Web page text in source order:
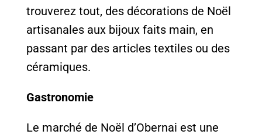
trouverez tout, des décorations de Noël
artisanales aux bijoux faits main, en
passant par des articles textiles ou des
céramiques.
Gastronomie
Le marché de Noël d’Obernai est une